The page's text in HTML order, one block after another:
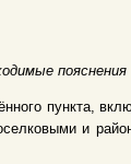
пояснения
пункта,
и